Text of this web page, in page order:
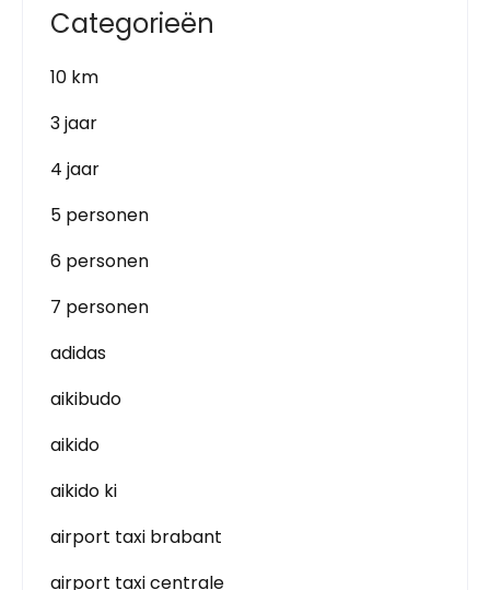
Categorieën
10 km
3 jaar
4 jaar
5 personen
6 personen
7 personen
adidas
aikibudo
aikido
aikido ki
airport taxi brabant
airport taxi centrale